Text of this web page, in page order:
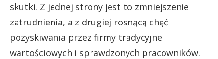
skutki. Z jednej strony jest to zmniejszenie
zatrudnienia, a z drugiej rosnącą chęć
pozyskiwania przez firmy tradycyjne
wartościowych i sprawdzonych pracowników.